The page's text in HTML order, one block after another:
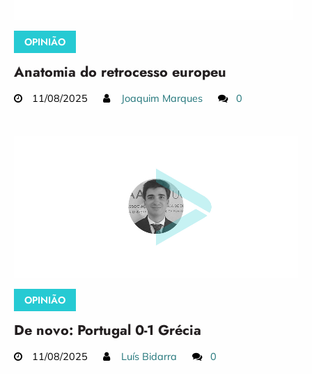
OPINIÃO
Anatomia do retrocesso europeu
11/08/2025 Joaquim Marques 0
OPINIÃO
De novo: Portugal 0-1 Grécia
11/08/2025 Luís Bidarra 0